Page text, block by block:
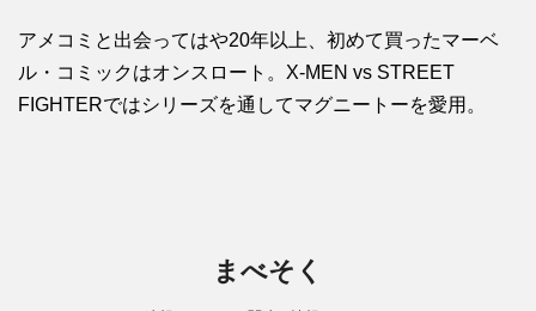
アメコミと出会ってはや20年以上、初めて買ったマーベ
ル・コミックはオンスロート。X-MEN vs STREET
FIGHTERではシリーズを通してマグニートーを愛用。
まべそく